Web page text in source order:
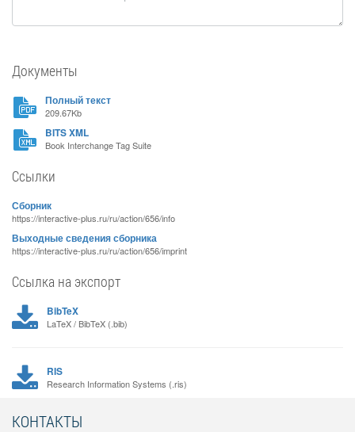
Документы
Полный текст
209.67Kb
BITS XML
Book Interchange Tag Suite
Ссылки
Сборник
https://interactive-plus.ru/ru/action/656/info
Выходные сведения сборника
https://interactive-plus.ru/ru/action/656/imprint
Ссылка на экспорт
BibTeX
LaTeX / BibTeX (.bib)
RIS
Research Information Systems (.ris)
КОНТАКТЫ